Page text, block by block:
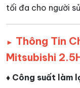
tối đa cho người
► Thông Tin
Mitsubishi
♦ Công suất làm